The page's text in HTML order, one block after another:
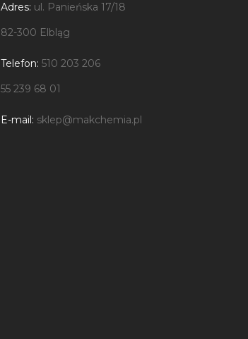
Adres: ul. Panieńska 17/18
82-300 Elbląg
Telefon: 510 203 206
55 239 68 01
E-mail: sklep@makchemia.pl